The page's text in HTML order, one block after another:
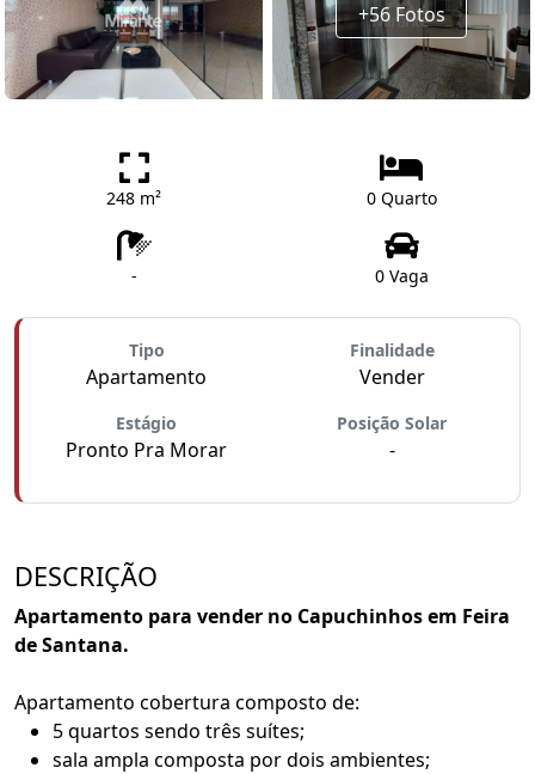
+56 Fotos
248 m² 0 Quarto
- 0 Vaga
Tipo
Apartamento
Finalidade
Vender
Estágio
Pronto Pra Morar
Posição Solar
-
DESCRIÇÃO
Apartamento para vender no Capuchinhos em Feira
de Santana.
Apartamento cobertura composto de:
5 quartos sendo três suítes;
sala ampla composta por dois ambientes;